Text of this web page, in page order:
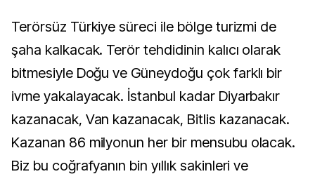
Terörsüz Türkiye süreci ile bölge turizmi de
şaha kalkacak. Terör tehdidinin kalıcı olarak
bitmesiyle Doğu ve Güneydoğu çok farklı bir
ivme yakalayacak. İstanbul kadar Diyarbakır
kazanacak, Van kazanacak, Bitlis kazanacak.
Kazanan 86 milyonun her bir mensubu olacak.
Biz bu coğrafyanın bin yıllık sakinleri ve